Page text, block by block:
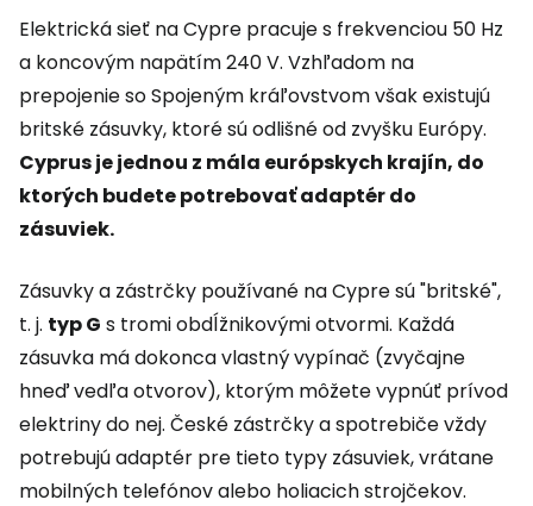
Elektrická sieť na Cypre pracuje s frekvenciou 50 Hz
a koncovým napätím 240 V. Vzhľadom na
prepojenie so Spojeným kráľovstvom však existujú
britské zásuvky, ktoré sú odlišné od zvyšku Európy.
Cyprus je jednou z mála európskych krajín, do
ktorých budete potrebovať adaptér do
zásuviek.
Zásuvky a zástrčky používané na Cypre sú "britské",
t. j. typ G s tromi obdĺžnikovými otvormi. Každá
zásuvka má dokonca vlastný vypínač (zvyčajne
hneď vedľa otvorov), ktorým môžete vypnúť prívod
elektriny do nej. České zástrčky a spotrebiče vždy
potrebujú adaptér pre tieto typy zásuviek, vrátane
mobilných telefónov alebo holiacich strojčekov.